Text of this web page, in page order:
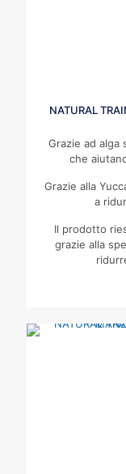
NATURAL
Grazie ad alga
che
Grazie alla
a
Il prodotto
grazie alla